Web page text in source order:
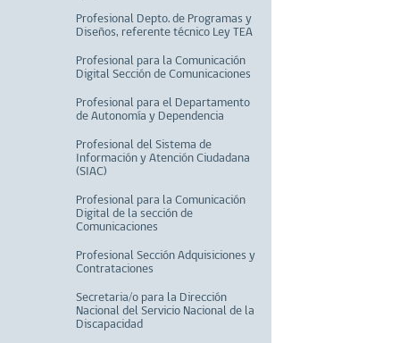
Profesional Depto. de Programas y
Diseños, referente técnico Ley TEA
Profesional para la Comunicación
Digital Sección de Comunicaciones
Profesional para el Departamento
de Autonomía y Dependencia
Profesional del Sistema de
Información y Atención Ciudadana
(SIAC)
Profesional para la Comunicación
Digital de la sección de
Comunicaciones
Profesional Sección Adquisiciones y
Contrataciones
Secretaria/o para la Dirección
Nacional del Servicio Nacional de la
Discapacidad